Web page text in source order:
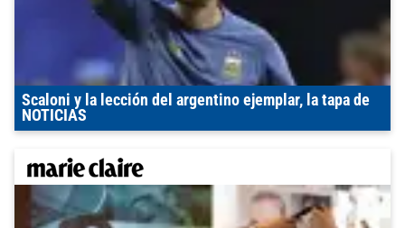
Scaloni y la lección del argentino ejemplar, la tapa de
NOTICIAS